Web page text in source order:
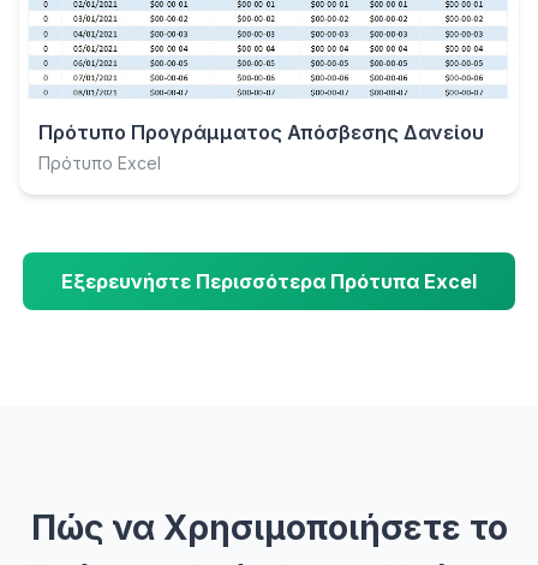
Πρότυπο Προγράμματος Απόσβεσης Δανείου
Πρότυπο Excel
Εξερευνήστε Περισσότερα Πρότυπα Excel
Πώς να Χρησιμοποιήσετε το